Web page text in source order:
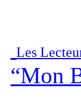
Les
“Mon